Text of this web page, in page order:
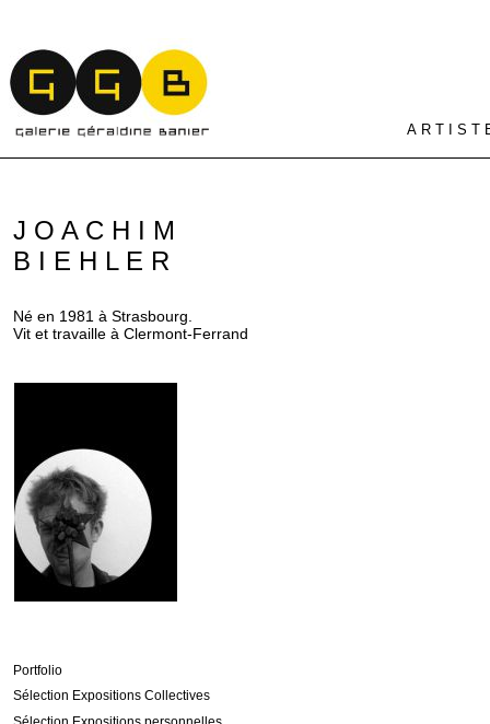
Portfolio
Sélection Expositions Collectives
A R T I S T
J O A C H I M
B I E H L E R
Né en 1981 à Strasbourg.
Vit et travaille à Clermont-Ferrand